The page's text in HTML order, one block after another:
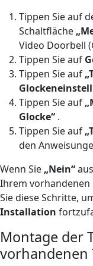
Tippen Sie auf
Schaltfläche
Video Doorbell
Tippen Sie auf
Tippen Sie auf
Tippen Sie auf
Glocke“ .
Tippen Sie auf
den
Wenn Sie „Nein“
Ihrem vorhandenen
Sie diese Schritte,
Installation
Montage der
vorhandenen